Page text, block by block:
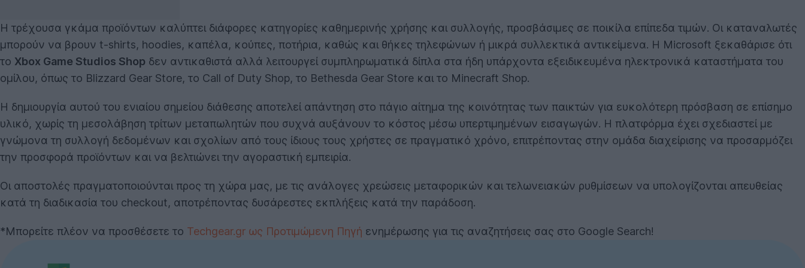
Η τρέχουσα γκάμα προϊόντων καλύπτει διάφορες κατηγορίες καθημερινής χρήσης και συλλογής, προσβάσιμες σε ποικίλα επίπεδα τιμών. Οι καταναλωτές
μπορούν να βρουν t-shirts, hoodies, καπέλα, κούπες, ποτήρια, καθώς και θήκες τηλεφώνων ή μικρά συλλεκτικά αντικείμενα. Η Microsoft ξεκαθάρισε ότι
το Xbox Game Studios Shop δεν αντικαθιστά αλλά λειτουργεί συμπληρωματικά δίπλα στα ήδη υπάρχοντα εξειδικευμένα ηλεκτρονικά καταστήματα του
ομίλου, όπως το Blizzard Gear Store, το Call of Duty Shop, το Bethesda Gear Store και το Minecraft Shop.
Η δημιουργία αυτού του ενιαίου σημείου διάθεσης αποτελεί απάντηση στο πάγιο αίτημα της κοινότητας των παικτών για ευκολότερη πρόσβαση σε επίσημο
υλικό, χωρίς τη μεσολάβηση τρίτων μεταπωλητών που συχνά αυξάνουν το κόστος μέσω υπερτιμημένων εισαγωγών. Η πλατφόρμα έχει σχεδιαστεί με
γνώμονα τη συλλογή δεδομένων και σχολίων από τους ίδιους τους χρήστες σε πραγματικό χρόνο, επιτρέποντας στην ομάδα διαχείρισης να προσαρμόζει
την προσφορά προϊόντων και να βελτιώνει την αγοραστική εμπειρία.
Οι αποστολές πραγματοποιούνται προς τη χώρα μας, με τις ανάλογες χρεώσεις μεταφορικών και τελωνειακών ρυθμίσεων να υπολογίζονται απευθείας
κατά τη διαδικασία του checkout, αποτρέποντας δυσάρεστες εκπλήξεις κατά την παράδοση.
*Μπορείτε πλέον να προσθέσετε το Techgear.gr ως Προτιμώμενη Πηγή ενημέρωσης για τις αναζητήσεις σας στο Google Search!